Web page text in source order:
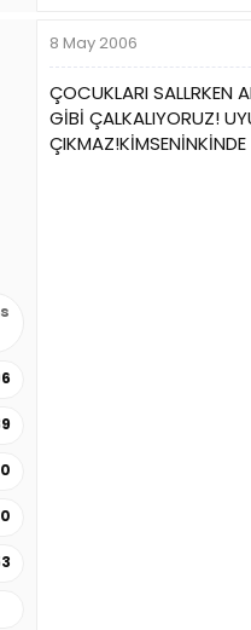
0
0
8 May 2006
ÇOCUKLARI SALLRKEN
GİBİ ÇALKALIYORUZ!